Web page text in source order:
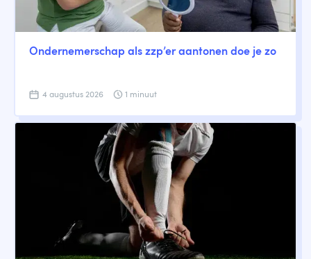
Ondernemerschap als zzp’er aantonen doe je zo
4 augustus 2026 1 minuut